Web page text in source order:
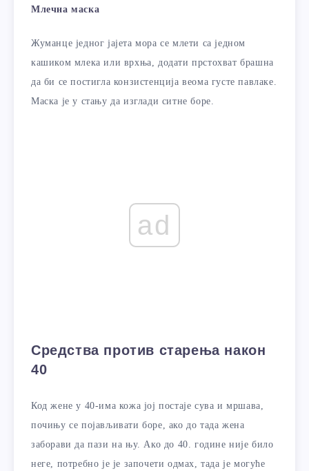
Млечна маска
Жуманце једног јајета мора се млети са једном
кашиком млека или врхња, додати прстохват брашна
да би се постигла конзистенција веома густе павлаке.
Маска је у стању да изглади ситне боре.
ad
Средства против старења након
40
Код жене у 40-има кожа јој постаје сува и мршава,
почињу се појављивати боре, ако до тада жена
заборави да пази на њу. Ако до 40. године није било
неге, потребно је је започети одмах, тада је могуће